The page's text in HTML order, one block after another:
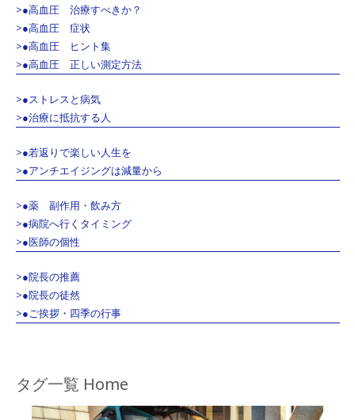
>●高血圧 治療すべきか？
>●高血圧 症状
>●高血圧 ヒント集
>●高血圧 正しい測定方法
>●ストレスと病気
>●治療に抵抗する人
>●若返りで楽しい人生を
>●アンチエイジングは減量から
>●薬 副作用・飲み方
>●病院へ行くタイミング
>●医師の個性
>●院長の推薦
>●院長の徒然
>●ご挨拶・四季の行事
タグ一覧 Home